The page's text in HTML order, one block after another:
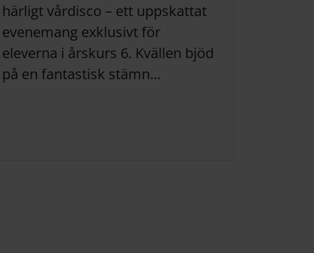
härligt vårdisco – ett uppskattat
evenemang exklusivt för
eleverna i årskurs 6. Kvällen bjöd
på en fantastisk stämn...